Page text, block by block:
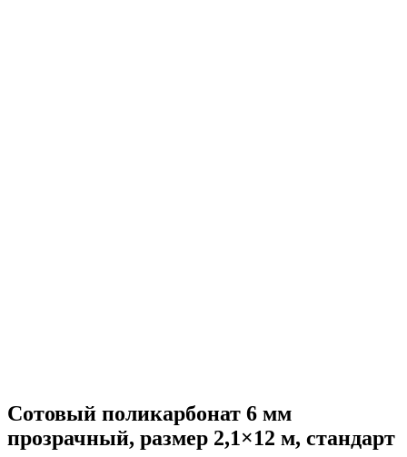
Сотовый поликарбонат 6 мм
прозрачный, размер 2,1×12 м, стандарт